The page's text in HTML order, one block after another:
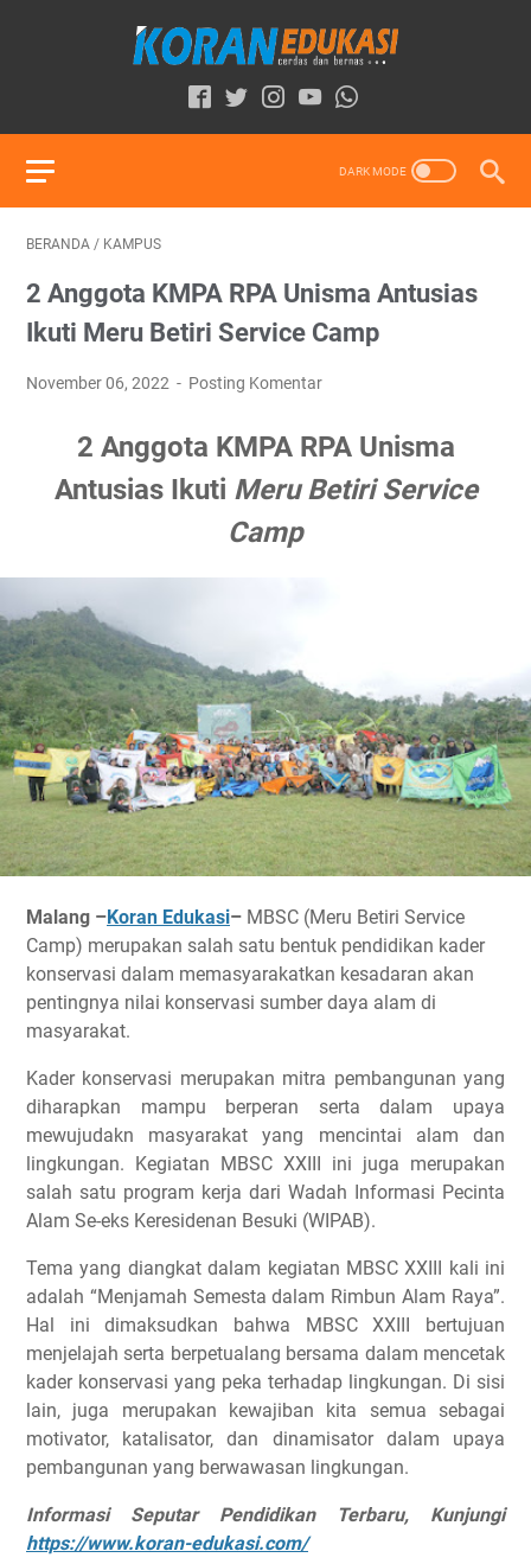
BERANDA / KAMPUS
2 Anggota KMPA RPA Unisma Antusias
Ikuti Meru Betiri Service Camp
November 06, 2022 Posting Komentar
2 Anggota KMPA RPA Unisma
Antusias Ikuti Meru Betiri Service
Camp
Malang –Koran Edukasi– MBSC (Meru Betiri Service
Camp) merupakan salah satu bentuk pendidikan kader
konservasi dalam memasyarakatkan kesadaran akan
pentingnya nilai konservasi sumber daya alam di
masyarakat.
Kader konservasi merupakan mitra pembangunan yang
diharapkan mampu berperan serta dalam upaya
mewujudakn masyarakat yang mencintai alam dan
lingkungan. Kegiatan MBSC XXIII ini juga merupakan
salah satu program kerja dari Wadah Informasi Pecinta
Alam Se-eks Keresidenan Besuki (WIPAB).
Tema yang diangkat dalam kegiatan MBSC XXIII kali ini
adalah “Menjamah Semesta dalam Rimbun Alam Raya”.
Hal ini dimaksudkan bahwa MBSC XXIII bertujuan
menjelajah serta berpetualang bersama dalam mencetak
kader konservasi yang peka terhadap lingkungan. Di sisi
lain, juga merupakan kewajiban kita semua sebagai
motivator, katalisator, dan dinamisator dalam upaya
pembangunan yang berwawasan lingkungan.
Informasi Seputar Pendidikan Terbaru, Kunjungi
https://www.koran-edukasi.com/